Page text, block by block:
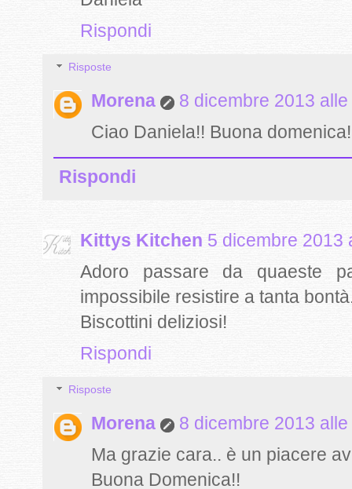
Rispondi
Risposte
Morena
8 dicembre 2013
Ciao Daniela!! Buona
Rispondi
Kittys Kitchen 5 dicembre 2013
Adoro passare da quaeste
impossibile resistire a tanta
Biscottini deliziosi!
Rispondi
Risposte
Morena
8 dicembre 2013
Ma grazie cara.. è un piacere
Buona Domenica!!